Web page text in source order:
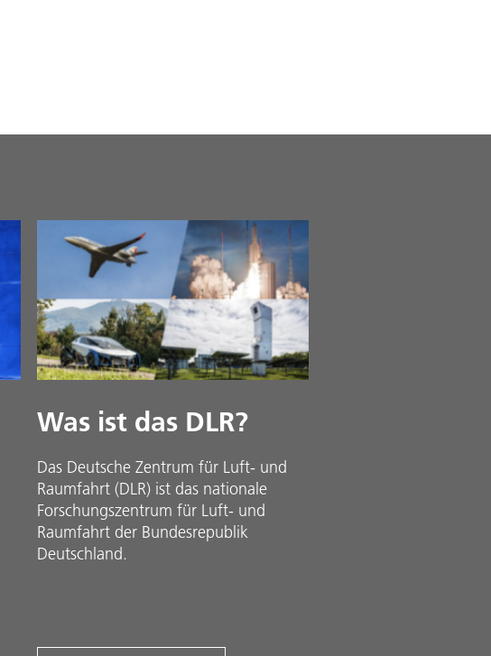
Was ist das DLR?
Das Deutsche Zentrum für Luft- und
Raumfahrt (DLR) ist das nationale
Forschungszentrum für Luft- und
Raumfahrt der Bundesrepublik
Deutschland.